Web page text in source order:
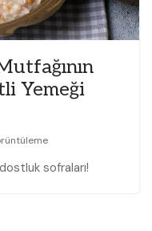
Yemeği
sofraları!